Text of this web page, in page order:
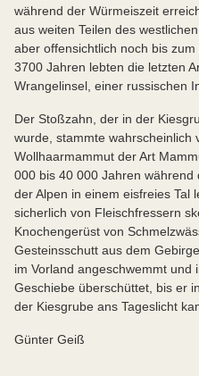
während der Würmeiszeit
aus weiten Teilen des
aber offensichtlich noch bis
3700 Jahren lebten die letzten
Wrangelinsel, einer russischen
Der Stoßzahn, der in der
wurde, stammte wahrscheinlich
Wollhaarmammut der Art
000 bis 40 000 Jahren
der Alpen in einem eisfreies Tal
sicherlich von Fleischfressern
Knochengerüst von
Gesteinsschutt aus dem
im Vorland angeschwemmt und
Geschiebe überschüttet, bis er
der Kiesgrube ans Tageslicht
Günter Geiß